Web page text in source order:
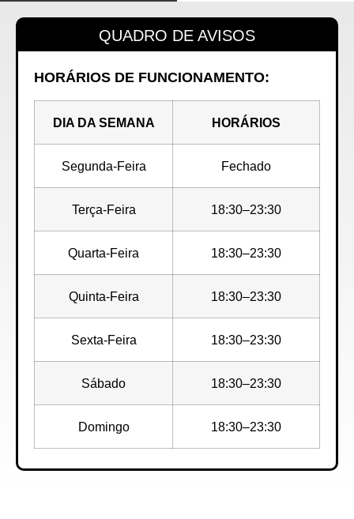
QUADRO DE AVISOS
HORÁRIOS DE FUNCIONAMENTO:
DIA DA SEMANA HORÁRIOS
Segunda-Feira Fechado
Terça-Feira 18:30–23:30
Quarta-Feira 18:30–23:30
Quinta-Feira 18:30–23:30
Sexta-Feira 18:30–23:30
Sábado 18:30–23:30
Domingo 18:30–23:30